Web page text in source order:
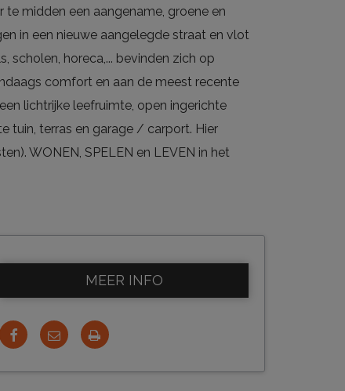
midden een aangename, groene en
in een nieuwe aangelegde straat en vlot
scholen, horeca,... bevinden zich op
comfort en aan de meest recente
lichtrijke leefruimte, open ingerichte
tuin, terras en garage / carport. Hier
WONEN, SPELEN en LEVEN in het
MEER INFO